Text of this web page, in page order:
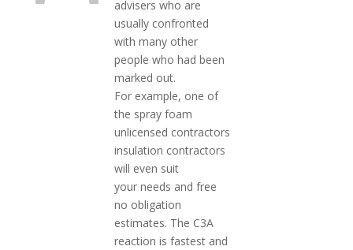
advisers who are
usually confronted
with many other
people who had been
marked out.
For example, one of
the spray foam
unlicensed contractors
insulation contractors
will even suit
your needs and free
no obligation
estimates. The C3A
reaction is fastest and